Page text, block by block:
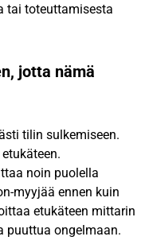
tai toteuttamisesta
jotta nämä
tilin sulkemiseen.
etukäteen.
noin puolella
myyjää ennen kuin
etukäteen mittarin
puuttua ongelmaan.